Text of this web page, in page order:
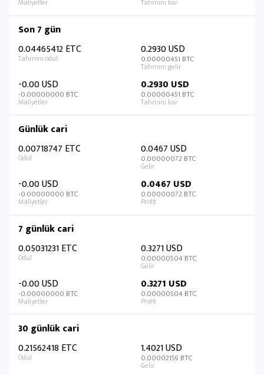
Son 7 gün
0.04465412 ETC
0.2930 USD
0.00000451 BTC
-0.00 USD
-0.00000000 BTC
0.2930 USD
0.00000451 BTC
Günlük cari
0.00718747 ETC
0.0467 USD
0.00000072 BTC
-0.00 USD
-0.00000000 BTC
0.0467 USD
0.00000072 BTC
7 günlük cari
0.05031231 ETC
0.3271 USD
0.00000504 BTC
-0.00 USD
-0.00000000 BTC
0.3271 USD
0.00000504 BTC
30 günlük cari
0.21562418 ETC
1.4021 USD
0.00002159 BTC